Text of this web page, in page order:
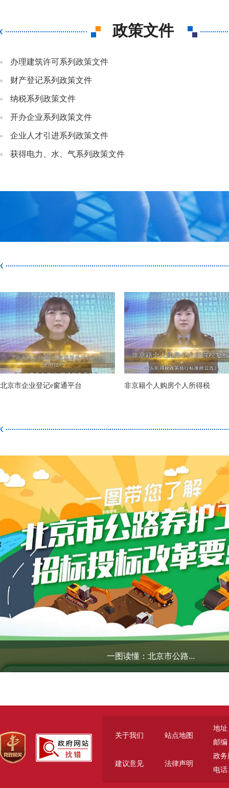
政策文件
办理建筑许可系列政策文件
财产登记系列政策文件
纳税系列政策文件
开办企业系列政策文件
企业人才引进系列政策文件
获得电力、水、气系列政策文件
北京市企业登记e窗通平台 非京籍个人购房个人所得税
一图读懂：北京市公路...
关于我们 站点地图
建议意见 法律声明
地址
邮编
政务
电话